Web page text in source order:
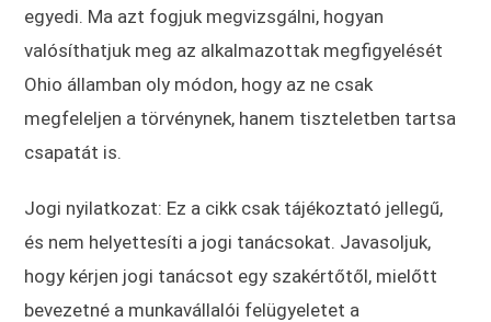
egyedi. Ma azt fogjuk megvizsgálni, hogyan
valósíthatjuk meg az alkalmazottak megfigyelését
Ohio államban oly módon, hogy az ne csak
megfeleljen a törvénynek, hanem tiszteletben tartsa
csapatát is.
Jogi nyilatkozat: Ez a cikk csak tájékoztató jellegű,
és nem helyettesíti a jogi tanácsokat. Javasoljuk,
hogy kérjen jogi tanácsot egy szakértőtől, mielőtt
bevezetné a munkavállalói felügyeletet a